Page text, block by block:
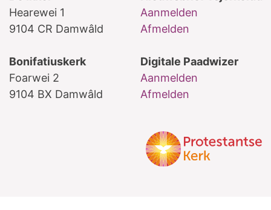
Hearewei 1
9104 CR Damwâld
Aanmelden
Afmelden
Bonifatiuskerk
Foarwei 2
9104 BX Damwâld
Digitale Paadwizer
Aanmelden
Afmelden